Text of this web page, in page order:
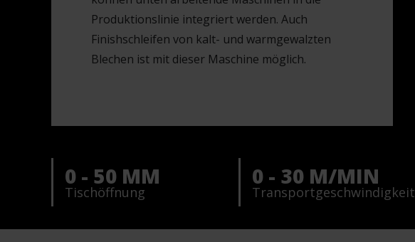
Produktionslinie integriert werden. Auch
Finishschleifen von kalt- und warmgewalzten
Blechen ist mit dieser Maschine möglich.
0 - 50 MM
Tischöffnung
0 - 30 M/MIN
Transportgeschwindigkeit